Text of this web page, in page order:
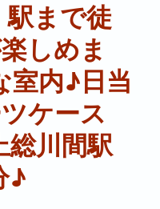
まで徒
しめま
室内♪日当
ケース
総川間駅
♪